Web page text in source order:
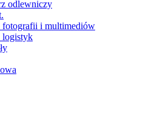
odlewniczy
fotografii i multimediów
logistyk